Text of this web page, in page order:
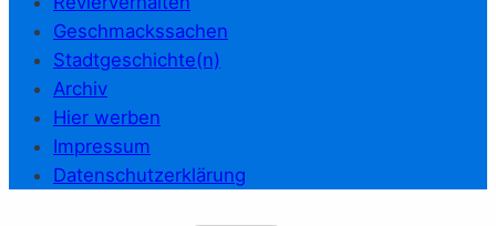
Geschmackssachen
Stadtgeschichte(n)
Archiv
Hier werben
Impressum
Datenschutzerklärung